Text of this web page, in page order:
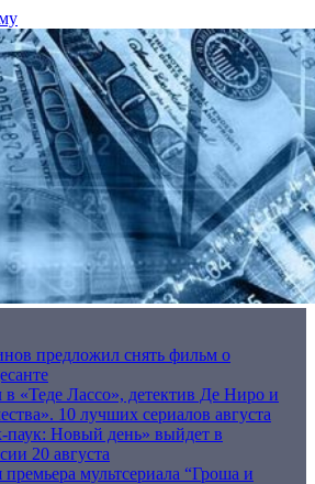
предложил снять фильм о
«Теде Лассо», детектив Де Ниро и
10 лучших сериалов августа
Новый день» выйдет в
20 августа
мультсериала “Гроша и